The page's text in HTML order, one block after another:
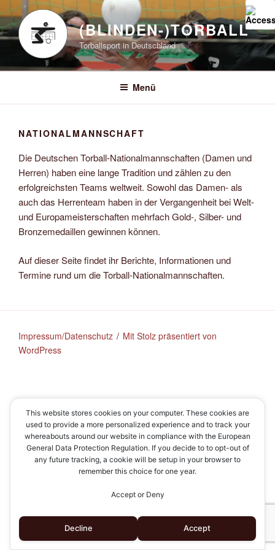
Zum
Inhalt
springen
(BLINDEN-)TORBALL
Torballsport in Deutschland
Menü
NATIONALMANNSCHAFT
Die Deutschen Torball-Nationalmannschaften (Damen und
Herren) haben eine lange Tradition und zählen zu den
erfolgreichsten Teams weltweit. Sowohl das Damen- als
auch das Herrenteam haben in der Vergangenheit bei Welt-
und Europameisterschaften mehrfach Gold-, Silber- und
Bronzemedaillen gewinnen können.
Auf dieser Seite findet ihr Berichte, Informationen und
Termine rund um die Torball-Nationalmannschaften.
Impressum/Datenschutz
Mit Stolz präsentiert von
WordPress
This website stores cookies on your computer. These cookies are
used to provide a more personalized experience and to track your
whereabouts around our website in compliance with the European
General Data Protection Regulation. If you decide to to opt-out of
any future tracking, a cookie will be setup in your browser to
remember this choice for one year.
Accept or Deny
Decline Accept